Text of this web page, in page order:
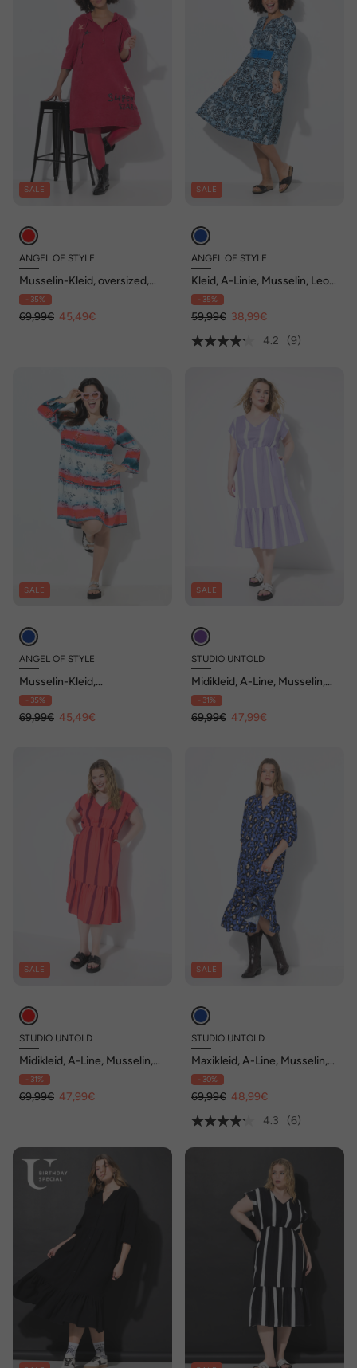
SALE
ANGEL OF STYLE
Musselin-Kleid, oversized,
Sterne, Kapuze
- 35%
69,99€ 45,49€
SALE
ANGEL OF STYLE
Kleid, A-Linie, Musselin, Leo-
Muster, Volants
- 35%
59,99€ 38,99€
4.2
(9)
SALE
ANGEL OF STYLE
Musselin-Kleid,
Streifenmuster, Volants
- 35%
69,99€ 45,49€
SALE
STUDIO UNTOLD
Midikleid, A-Line, Musselin,
Streifen
- 31%
69,99€ 47,99€
SALE
STUDIO UNTOLD
Midikleid, A-Line, Musselin,
Streifen
- 31%
69,99€ 47,99€
SALE
STUDIO UNTOLD
Maxikleid, A-Line, Musselin,
Color-Leo
- 30%
69,99€ 48,99€
4.3
(6)